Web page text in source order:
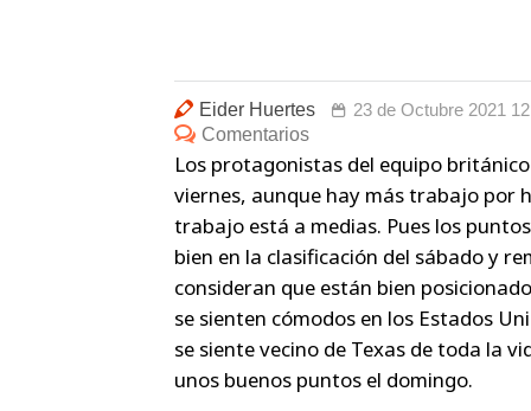
Eider Huertes
23 de Octubre 2021
Comentarios
Los protagonistas del equipo
viernes, aunque hay más trabajo por
trabajo está a medias. Pues los
bien en la clasificación del sábado y
consideran que están bien
se sienten cómodos en los Estados
se siente vecino de Texas de toda la
unos buenos puntos el domingo.